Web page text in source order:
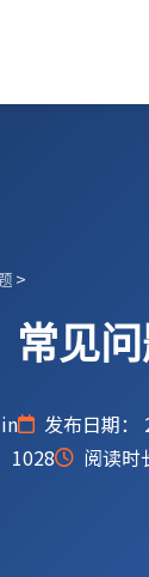
>
常见
发布日期：
1028 阅读时